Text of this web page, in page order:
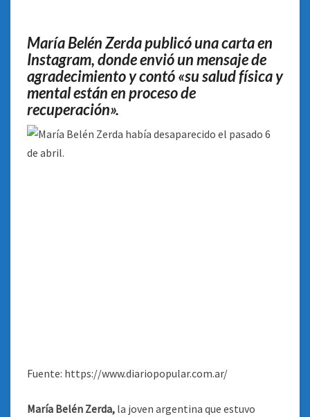
MILAGRO»
María Belén Zerda publicó una carta en
Instagram, donde envió un mensaje de
agradecimiento y contó «su salud física y
mental están en proceso de
recuperación».
Fuente: https://www.diariopopular.com.ar/
María Belén Zerda, la joven argentina que estuvo